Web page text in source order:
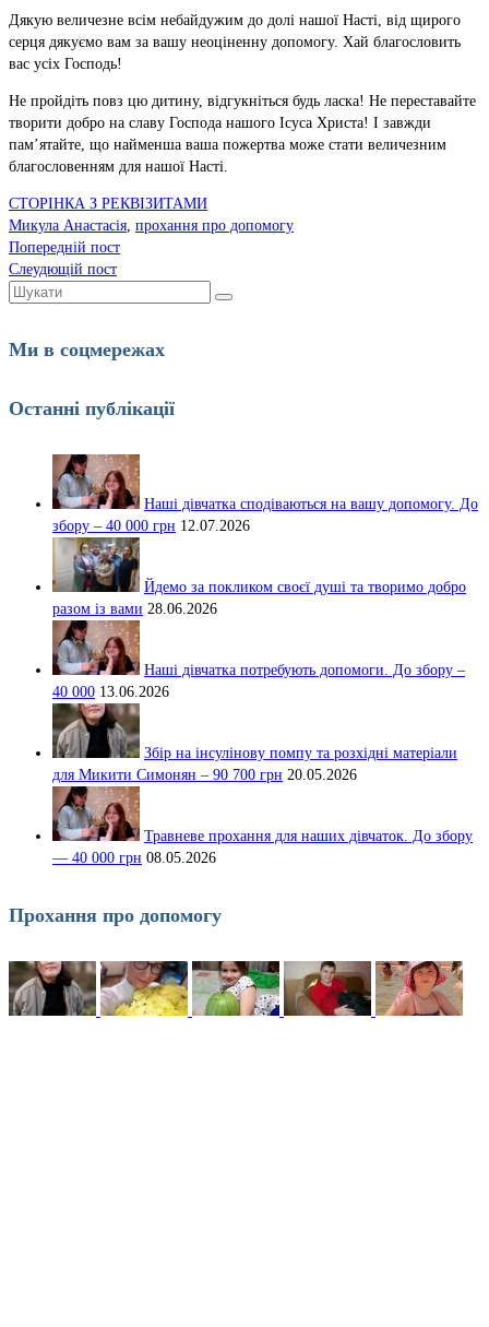
Дякую величезне всім небайдужим до долі нашої Насті, від щирого
серця дякуємо вам за вашу неоціненну допомогу. Хай благословить
вас усіх Господь!
Не пройдіть повз цю дитину, відгукніться будь ласка! Не переставайте
творити добро на славу Господа нашого Ісуса Христа! І завжди
пам’ятайте, що найменша ваша пожертва може стати величезним
благословенням для нашої Насті.
СТОРІНКА З РЕКВІЗИТАМИ
Микула Анастасія, прохання про допомогу
Попередній пост
Слеудющій пост
Шукати:
Ми в соцмережах
Останні публікації
Наші дівчатка сподіваються на вашу допомогу. До
збору – 40 000 грн 12.07.2026
Йдемо за покликом своєї душі та творимо добро
разом із вами 28.06.2026
Наші дівчатка потребують допомоги. До збору –
40 000 13.06.2026
Збір на інсулінову помпу та розхідні матеріали
для Микити Симонян – 90 700 грн 20.05.2026
Травневе прохання для наших дівчаток. До збору
— 40 000 грн 08.05.2026
Прохання про допомогу